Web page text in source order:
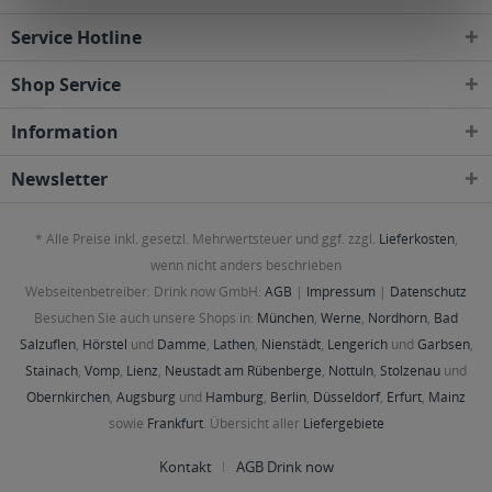
Service Hotline
Shop Service
Information
Newsletter
* Alle Preise inkl. gesetzl. Mehrwertsteuer und ggf. zzgl. Lieferkosten,
wenn nicht anders beschrieben
Webseitenbetreiber: Drink now GmbH: AGB | Impressum | Datenschutz
Besuchen Sie auch unsere Shops in: München, Werne, Nordhorn, Bad
Salzuflen, Hörstel und Damme, Lathen, Nienstädt, Lengerichund Garbsen,
Stainach, Vomp, Lienz, Neustadt am Rübenberge, Nottuln, Stolzenau und
Obernkirchen, Augsburg und Hamburg, Berlin, Düsseldorf, Erfurt, Mainz
sowie Frankfurt. Übersicht aller Liefergebiete
Kontakt AGB Drink now